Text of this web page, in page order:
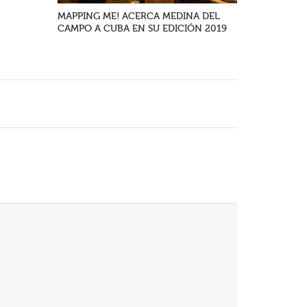
MAPPING ME! ACERCA MEDINA DEL
CAMPO A CUBA EN SU EDICIÓN 2019